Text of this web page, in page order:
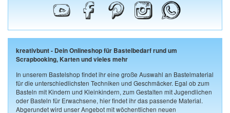
kreativbunt - Dein Onlineshop für Bastelbedarf rund um
Scrapbooking, Karten und vieles mehr
In unserem Bastelshop findet ihr eine große Auswahl an Bastelmaterial
für die unterschiedlichsten Techniken und Geschmäcker. Egal ob zum
Basteln mit Kindern und Kleinkindern, zum Gestalten mit Jugendlichen
oder Basteln für Erwachsene, hier findet ihr das passende Material.
Abgerundet wird unser Angebot mit wöchentlichen neuen